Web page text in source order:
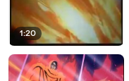
1:20